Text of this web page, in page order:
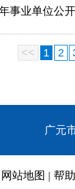
事业单位公
<< 1 2
广元
网站地图 | 帮